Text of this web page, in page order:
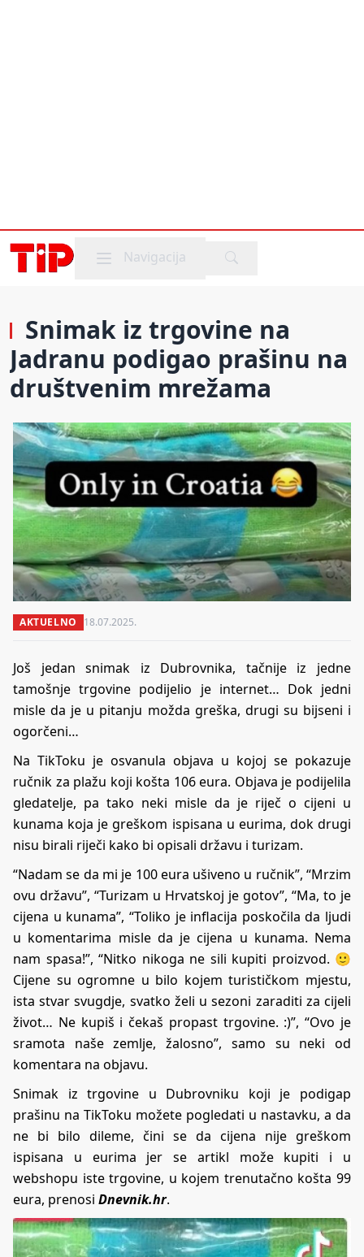
Mobile menu
Navigacija
Snimak iz trgovine na
Jadranu podigao prašinu na
društvenim mrežama
AKTUELNO 18.07.2025.
Još jedan snimak iz Dubrovnika, tačnije iz jedne
tamošnje trgovine podijelio je internet… Dok jedni
misle da je u pitanju možda greška, drugi su bijseni i
ogorčeni…
Na TikToku je osvanula objava u kojoj se pokazuje
ručnik za plažu koji košta 106 eura. Objava je podijelila
gledatelje, pa tako neki misle da je riječ o cijeni u
kunama koja je greškom ispisana u eurima, dok drugi
nisu birali riječi kako bi opisali državu i turizam.
“Nadam se da mi je 100 eura ušiveno u ručnik”, “Mrzim
ovu državu”, “Turizam u Hrvatskoj je gotov”, “Ma, to je
cijena u kunama”, “Toliko je inflacija poskočila da ljudi
u komentarima misle da je cijena u kunama. Nema
nam spasa!”, “Nitko nikoga ne sili kupiti proizvod. 🙂
Cijene su ogromne u bilo kojem turističkom mjestu,
ista stvar svugdje, svatko želi u sezoni zaraditi za cijeli
život… Ne kupiš i čekaš propast trgovine. :)”, “Ovo je
sramota naše zemlje, žalosno”, samo su neki od
komentara na objavu.
Snimak iz trgovine u Dubrovniku koji je podigap
prašinu na TikToku možete pogledati u nastavku, a da
ne bi bilo dileme, čini se da cijena nije greškom
ispisana u eurima jer se artikl može kupiti i u
webshopu iste trgovine, u kojem trenutačno košta 99
eura, prenosi Dnevnik.hr.